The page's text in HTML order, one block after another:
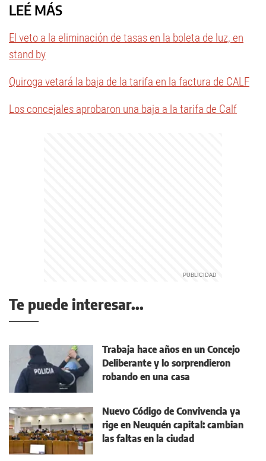
LEÉ MÁS
El veto a la eliminación de tasas en la boleta de luz, en
stand by
Quiroga vetará la baja de la tarifa en la factura de CALF
Los concejales aprobaron una baja a la tarifa de Calf
Te puede interesar...
Trabaja hace años en un Concejo
Deliberante y lo sorprendieron
robando en una casa
Nuevo Código de Convivencia ya
rige en Neuquén capital: cambian
las faltas en la ciudad